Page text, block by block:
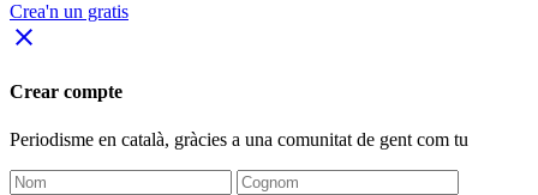
Crea'n un gratis
close
Crear compte
Periodisme en català, gràcies a una comunitat de gent com tu